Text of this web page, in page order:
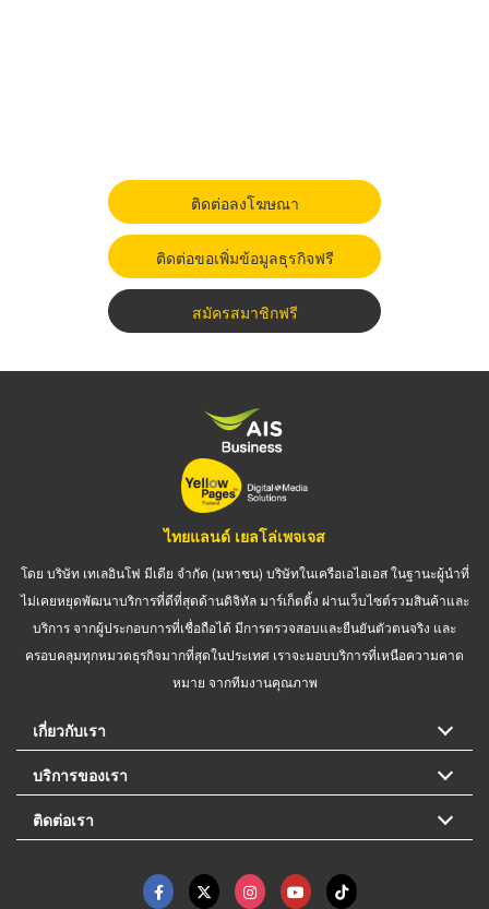
ติดต่อลงโฆษณา
ติดต่อขอเพิ่มข้อมูลธุรกิจฟรี
สมัครสมาชิกฟรี
ไทยแลนด์ เยลโล่เพจเจส
โดย บริษัท เทเลอินโฟ มีเดีย จำกัด (มหาชน) บริษัทในเครือเอไอเอส ในฐานะผู้นำที่
ไม่เคยหยุดพัฒนาบริการที่ดีที่สุดด้านดิจิทัล มาร์เก็ตติ้ง ผ่านเว็บไซต์รวมสินค้าและ
บริการ จากผู้ประกอบการที่เชื่อถือได้ มีการตรวจสอบและยืนยันตัวตนจริง และ
ครอบคลุมทุกหมวดธุรกิจมากที่สุดในประเทศ เราจะมอบบริการที่เหนือความคาด
หมาย จากทีมงานคุณภาพ
เกี่ยวกับเรา
บริการของเรา
ติดต่อเรา